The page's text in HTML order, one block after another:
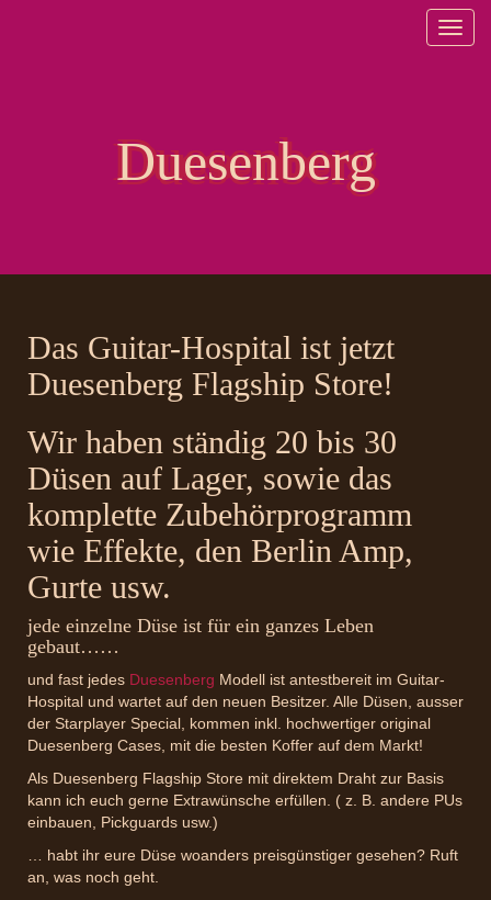
Duesenberg
Das Guitar-Hospital ist jetzt
Duesenberg Flagship Store!
Wir haben ständig 20 bis 30
Düsen auf Lager, sowie das
komplette Zubehörprogramm
wie Effekte, den Berlin Amp,
Gurte usw.
jede einzelne Düse ist für ein ganzes Leben
gebaut……
und fast jedes Duesenberg Modell ist antestbereit im Guitar-
Hospital und wartet auf den neuen Besitzer. Alle Düsen, ausser
der Starplayer Special, kommen inkl. hochwertiger original
Duesenberg Cases, mit die besten Koffer auf dem Markt!
Als Duesenberg Flagship Store mit direktem Draht zur Basis
kann ich euch gerne Extrawünsche erfüllen. ( z. B. andere PUs
einbauen, Pickguards usw.)
… habt ihr eure Düse woanders preisgünstiger gesehen? Ruft
an, was noch geht.